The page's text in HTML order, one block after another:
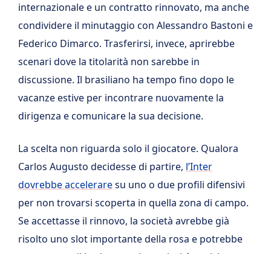
internazionale e un contratto rinnovato, ma anche
condividere il minutaggio con Alessandro Bastoni e
Federico Dimarco. Trasferirsi, invece, aprirebbe
scenari dove la titolarità non sarebbe in
discussione. Il brasiliano ha tempo fino dopo le
vacanze estive per incontrare nuovamente la
dirigenza e comunicare la sua decisione.
La scelta non riguarda solo il giocatore. Qualora
Carlos Augusto decidesse di partire, l’Inter
dovrebbe acceleraresu uno o due profili difensivi
per non trovarsi scoperta in quella zona di campo.
Se accettasse il rinnovo, la società avrebbe già
risolto uno slot importante della rosa e potrebbe